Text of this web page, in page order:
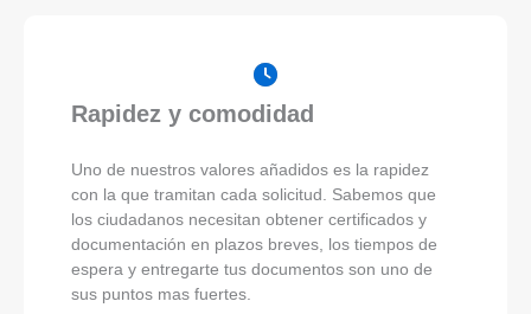
Rapidez y comodidad
Uno de nuestros valores añadidos es la rapidez
con la que tramitan cada solicitud. Sabemos que
los ciudadanos necesitan obtener certificados y
documentación en plazos breves, los tiempos de
espera y entregarte tus documentos son uno de
sus puntos mas fuertes.